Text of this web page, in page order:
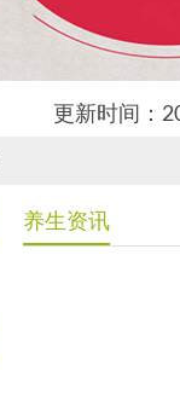
更新时间：
养生资讯